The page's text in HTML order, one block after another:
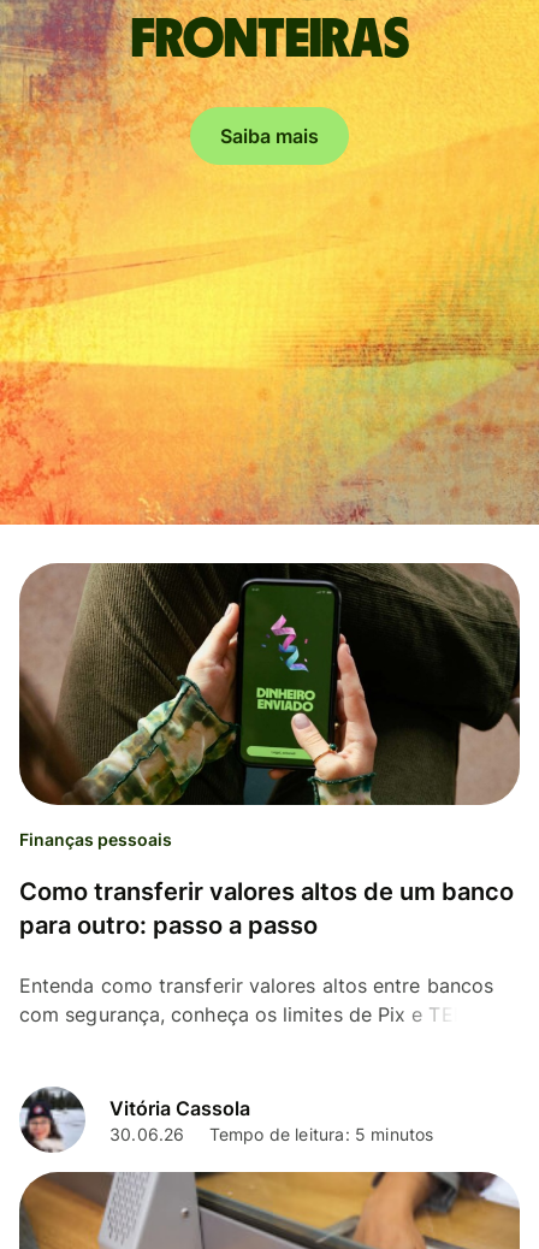
fronteiras
Saiba mais
Finanças pessoais
Como transferir valores altos de um banco
para outro: passo a passo
Entenda como transferir valores altos entre bancos
com segurança, conheça os limites de Pix e TED e
Vitória Cassola
30.06.26 Tempo de leitura: 5 minutos